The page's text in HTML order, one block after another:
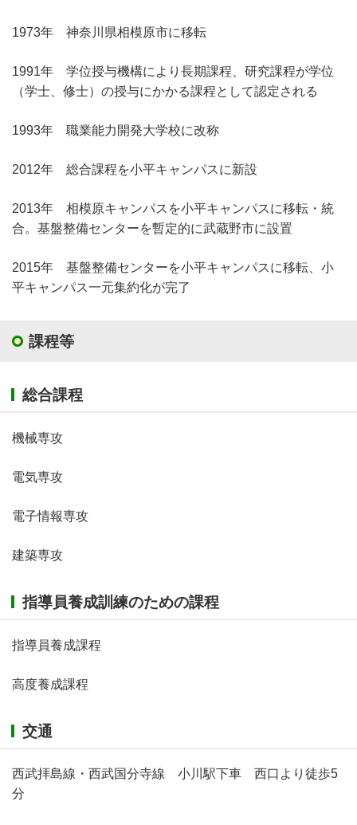
1973年 神奈川県相模原市に移転
1991年 学位授与機構により長期課程、研究課程が学位
（学士、修士）の授与にかかる課程として認定される
1993年 職業能力開発大学校に改称
2012年 総合課程を小平キャンパスに新設
2013年 相模原キャンパスを小平キャンパスに移転・統
合。基盤整備センターを暫定的に武蔵野市に設置
2015年 基盤整備センターを小平キャンパスに移転、小
平キャンパス一元集約化が完了
課程等
総合課程
機械専攻
電気専攻
電子情報専攻
建築専攻
指導員養成訓練のための課程
指導員養成課程
高度養成課程
交通
西武拝島線・西武国分寺線 小川駅下車 西口より徒歩5
分